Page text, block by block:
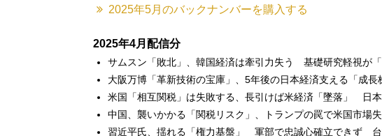
2025年5月のバックナンバーを購入する
2025年4月配信分
サムスン「敗北」、韓国経済は牽引力失う 基礎研究軽視が「
大阪万博「革新技術の宝庫」、5年後の日本経済支える「成長
米国「相互関税」は失敗する、長引けば米経済「墜落」 日
中国、襲いかかる「関税リスク」、トランプの罠で米国市場
習近平氏、揺れる「権力基盤」 軍部で忠誠心確立できず 台